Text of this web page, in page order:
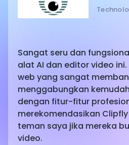
Sangat seru dan
alat AI dan editor video
web yang sangat
menggabungkan
dengan fitur-fitur
merekomendasikan
teman saya jika mereka
video.